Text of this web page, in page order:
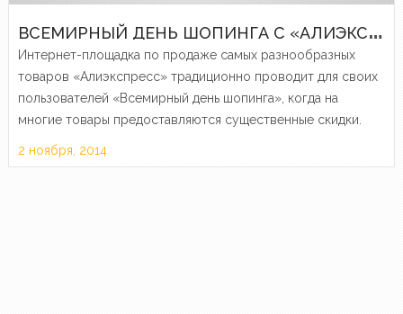
В
СЕМИРНЫЙ ДЕНЬ ШОПИНГА С «АЛИЭКСПРЕСС»
Интернет-площадка по продаже самых разнообразных
товаров «Алиэкспресс» традиционно проводит для своих
пользователей «Всемирный день шопинга», когда на
многие товары предоставляются существенные скидки.
2 ноября, 2014